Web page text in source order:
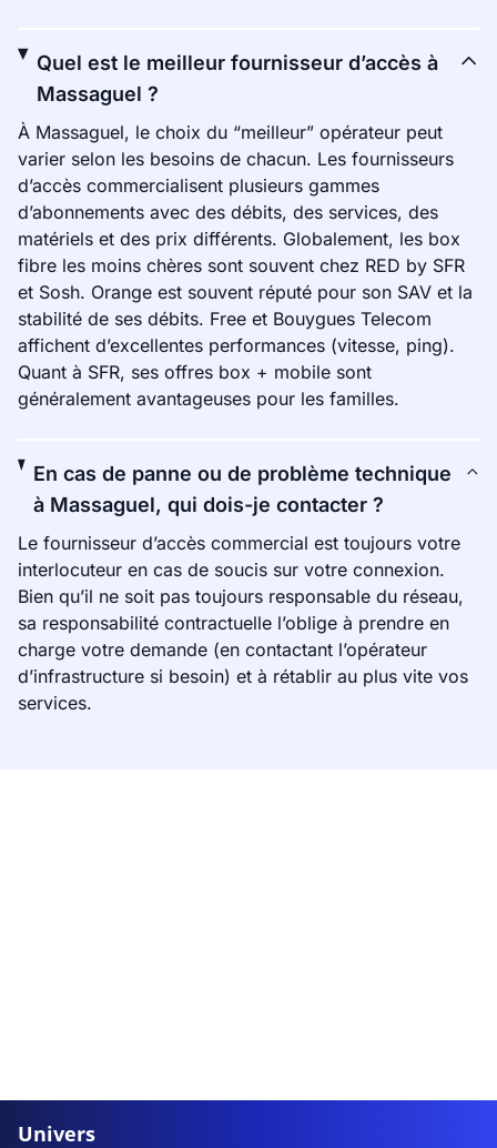
Quel est le meilleur fournisseur d’accès à
Massaguel ?
À Massaguel, le choix du “meilleur” opérateur peut
varier selon les besoins de chacun. Les fournisseurs
d’accès commercialisent plusieurs gammes
d’abonnements avec des débits, des services, des
matériels et des prix différents. Globalement, les box
fibre les moins chères sont souvent chez RED by SFR
et Sosh. Orange est souvent réputé pour son SAV et la
stabilité de ses débits. Free et Bouygues Telecom
affichent d’excellentes performances (vitesse, ping).
Quant à SFR, ses offres box + mobile sont
généralement avantageuses pour les familles.
En cas de panne ou de problème technique
à Massaguel, qui dois-je contacter ?
Le fournisseur d’accès commercial est toujours votre
interlocuteur en cas de soucis sur votre connexion.
Bien qu’il ne soit pas toujours responsable du réseau,
sa responsabilité contractuelle l’oblige à prendre en
charge votre demande (en contactant l’opérateur
d’infrastructure si besoin) et à rétablir au plus vite vos
services.
Univers